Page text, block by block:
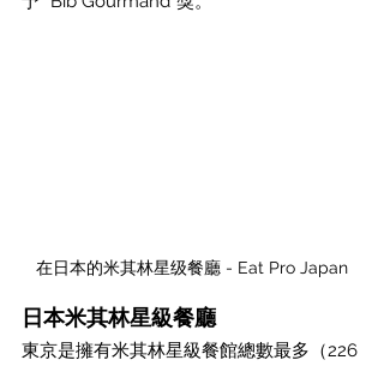
在日本的米其林星级餐廳 - Eat Pro Japan
日本米其林星級餐廳
東京是擁有米其林星級餐館總數最多（226